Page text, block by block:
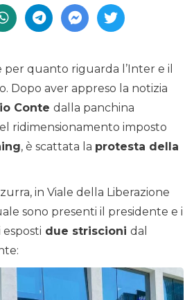
per quanto riguarda l’Inter e il
Dopo aver appreso la notizia
Conte dalla panchina
ridimensionamento imposto
, è scattata la protesta della
in Viale della Liberazione
sono presenti il presidente e i
due striscioni dal